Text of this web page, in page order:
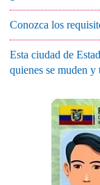
Conozca los
Esta ciudad de
quienes se muden y